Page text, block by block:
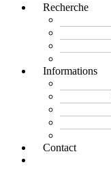
Recherche
Informations
Contact